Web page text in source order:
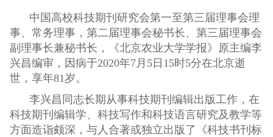
中国高校科技期刊研究会第一至第三届理事会理
事、常务理事，第二届理事会秘书长、第三届理事会
副理事长兼秘书长，《北京农业大学学报》原主编李
兴昌编审，因病于2020年7月5日15时5分在北京逝
世，享年81岁。
李兴昌同志长期从事科技期刊编辑出版工作，在
科技期刊编辑学、科技写作和科技语言研究及教学等
方面造诣颇深，与人合著或独立出版了《科技书刊标